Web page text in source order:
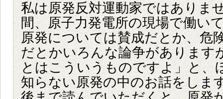
私は原発反対運動家ではありま
間、原子力発電所の現場で働い
原発については賛成だとか、危
だとかいろんな論争があります
とはこういうものですよ」と、
知らない原発の中のお話をしま